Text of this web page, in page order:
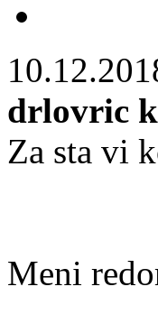
drlovric
Za sta vi
Meni